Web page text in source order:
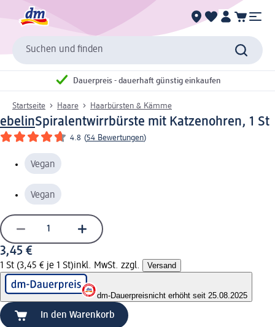
Suchen und finden
Dauerpreis - dauerhaft günstig einkaufen
Startseite Haare Haarbürsten & Kämme
ebelinSpiralentwirrbürste mit Katzenohren, 1 St
4.8 (54 Bewertungen)
Vegan
Vegan
3,45 €
1 St (3,45 € je 1 St)inkl. MwSt. zzgl. Versand
dm-Dauerpreisnicht erhöht seit 25.08.2025
In den Warenkorb